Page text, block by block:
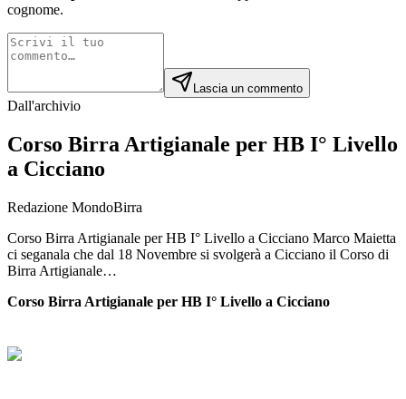
cognome.
Lascia un commento
Dall'archivio
Corso Birra Artigianale per HB I° Livello
a Cicciano
Redazione MondoBirra
Corso Birra Artigianale per HB I° Livello a Cicciano Marco Maietta
ci seganala che dal 18 Novembre si svolgerà a Cicciano il Corso di
Birra Artigianale…
Corso Birra Artigianale per HB I° Livello a Cicciano